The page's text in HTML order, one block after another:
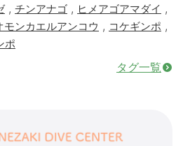
, チンアナゴ , ヒメアゴアマダイ ,
モンカエルアンコウ , コケギンポ ,
ポ
タグ一覧